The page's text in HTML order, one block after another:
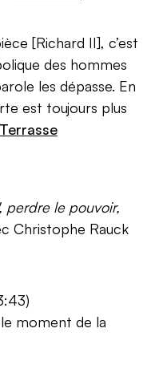
[Richard II], c’est
des hommes
les dépasse. En
est toujours plus
perdre le pouvoir,
Christophe Rauck
moment de la